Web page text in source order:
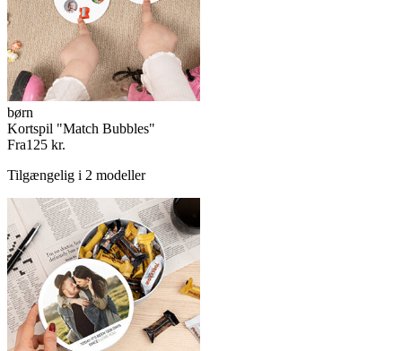
børn
Kortspil "Match Bubbles"
Fra125 kr.
Tilgængelig i 2 modeller